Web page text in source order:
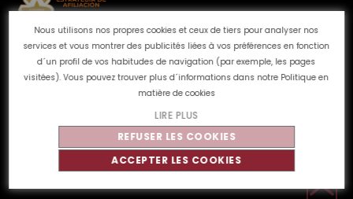
Nous utilisons nos propres cookies et ceux de tiers pour analyser nos
services et vous montrer des publicités liées à vos préférences en fonction
d´un profil de vos habitudes de navigation (par exemple, les pages
visitées). Vous pouvez trouver plus d´informations dans notre Politique en
matière de cookies
LIRE PLUS
REFUSER LES COOKIES
ACCEPTER LES COOKIES
Canal des plaintes Politique de Cookies
Politique de
confidentialité
Avis juridique
Qualité et
2026 - Tous droits réservés